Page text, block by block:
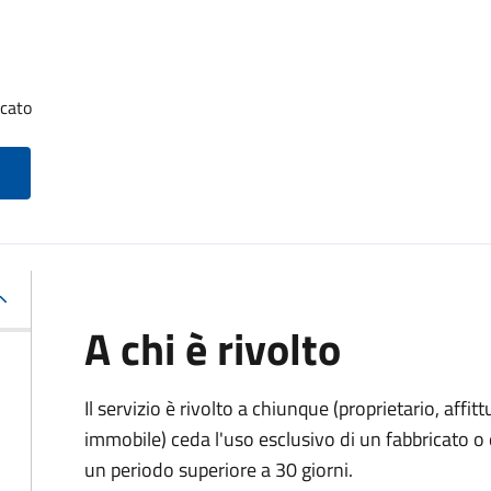
A chi è rivolto
Il servizio è rivolto a chiunque (proprietario,
immobile) ceda l'uso esclusivo di un fabbricato
un periodo superiore a 30 giorni.